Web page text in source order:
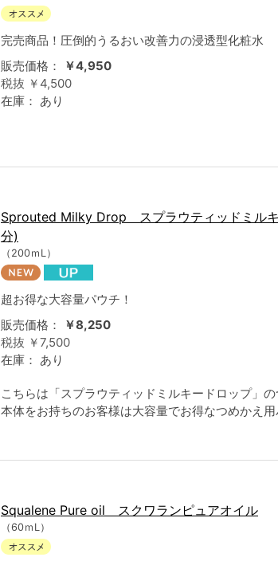
完売商品！圧倒的うるおい改善力の浸透型化粧水
販売価格：
￥4,950
税抜 ￥4,500
在庫： あり
Sprouted Milky Drop スプラウティッドミル
分)
（200ｍL）
超お得な大容量パウチ！
販売価格：
￥8,250
税抜 ￥7,500
在庫： あり
こちらは「スプラウティッドミルキードロップ」の
本体をお持ちのお客様は大容量でお得なつめかえ用
Squalene Pure oil スクワランピュアオイル
（60ｍL）